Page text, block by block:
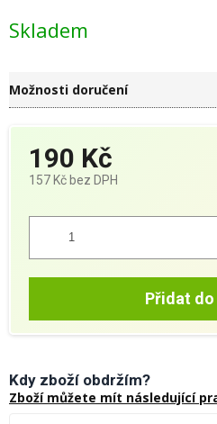
Skladem
Možnosti doručení
190 Kč
157 Kč bez DPH
cena:
Přidat
Kdy zboží obdržím?
Zboží můžete mít následující